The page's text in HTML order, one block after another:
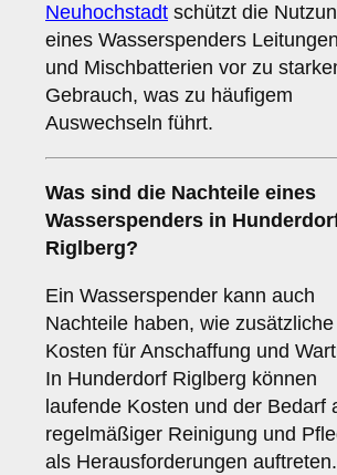
Neuhochstadt schützt die
eines Wasserspenders Leitungen
und Mischbatterien vor zu
Gebrauch, was zu häufigem
Auswechseln führt.
Was sind die Nachteile eines
Wasserspenders in
Riglberg?
Ein Wasserspender kann auch
Nachteile haben, wie zusätzliche
Kosten für Anschaffung und
In Hunderdorf Riglberg können
laufende Kosten und der Bedarf
regelmäßiger Reinigung und
als Herausforderungen auftreten.